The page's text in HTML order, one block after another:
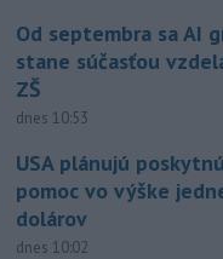
Od septembra sa AI
stane súčasťou
ZŠ
dnes 10:53
USA plánujú
pomoc vo výške
dolárov
dnes 10:02